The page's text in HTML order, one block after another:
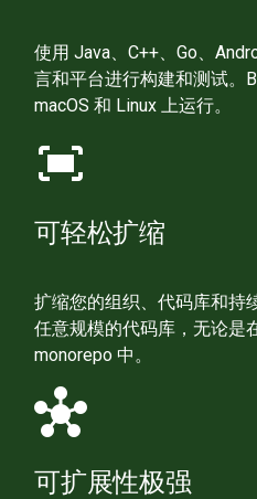
使用 Java、C++、Go、
言和平台进行构建和测试。
macOS 和 Linux 上运行。
fit_screen
可轻松扩缩
扩缩您的组织、代码库和持
任意规模的代码库，无论是
monorepo 中。
hub
可扩展性极强